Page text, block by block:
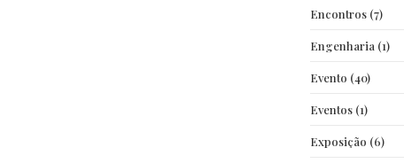
Encontros (7)
Engenharia (1)
Evento (40)
Eventos (1)
Exposição (6)